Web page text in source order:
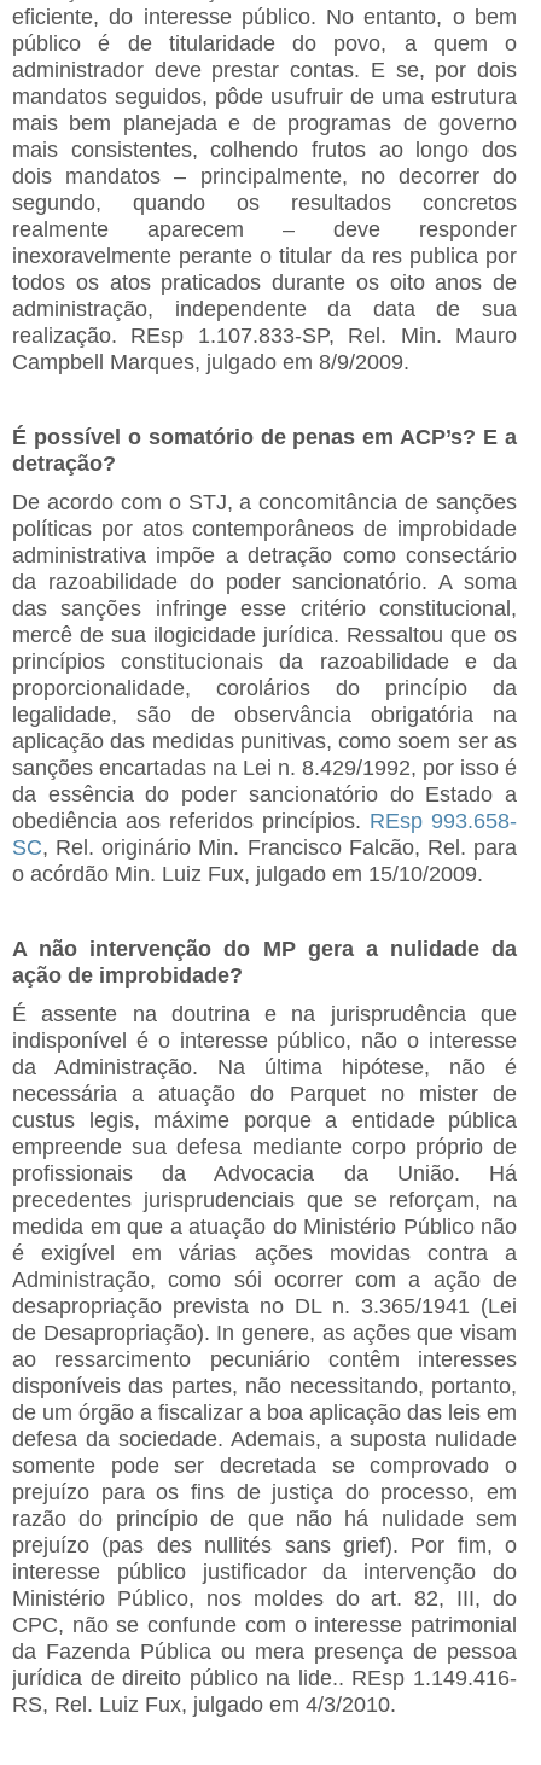
eficiente, do interesse público. No entanto, o bem
público é de titularidade do povo, a quem o
administrador deve prestar contas. E se, por dois
mandatos seguidos, pôde usufruir de uma estrutura
mais bem planejada e de programas de governo
mais consistentes, colhendo frutos ao longo dos
dois mandatos – principalmente, no decorrer do
segundo, quando os resultados concretos
realmente aparecem – deve responder
inexoravelmente perante o titular da res publica por
todos os atos praticados durante os oito anos de
administração, independente da data de sua
realização. REsp 1.107.833-SP, Rel. Min. Mauro
Campbell Marques, julgado em 8/9/2009.
É possível o somatório de penas em ACP’s? E a
detração?
De acordo com o STJ, a concomitância de sanções
políticas por atos contemporâneos de improbidade
administrativa impõe a detração como consectário
da razoabilidade do poder sancionatório. A soma
das sanções infringe esse critério constitucional,
mercê de sua ilogicidade jurídica. Ressaltou que os
princípios constitucionais da razoabilidade e da
proporcionalidade, corolários do princípio da
legalidade, são de observância obrigatória na
aplicação das medidas punitivas, como soem ser as
sanções encartadas na Lei n. 8.429/1992, por isso é
da essência do poder sancionatório do Estado a
obediência aos referidos princípios. REsp 993.658-
SC, Rel. originário Min. Francisco Falcão, Rel. para
o acórdão Min. Luiz Fux, julgado em 15/10/2009.
A não intervenção do MP gera a nulidade da
ação de improbidade?
É assente na doutrina e na jurisprudência que
indisponível é o interesse público, não o interesse
da Administração. Na última hipótese, não é
necessária a atuação do Parquet no mister de
custus legis, máxime porque a entidade pública
empreende sua defesa mediante corpo próprio de
profissionais da Advocacia da União. Há
precedentes jurisprudenciais que se reforçam, na
medida em que a atuação do Ministério Público não
é exigível em várias ações movidas contra a
Administração, como sói ocorrer com a ação de
desapropriação prevista no DL n. 3.365/1941 (Lei
de Desapropriação). In genere, as ações que visam
ao ressarcimento pecuniário contêm interesses
disponíveis das partes, não necessitando, portanto,
de um órgão a fiscalizar a boa aplicação das leis em
defesa da sociedade. Ademais, a suposta nulidade
somente pode ser decretada se comprovado o
prejuízo para os fins de justiça do processo, em
razão do princípio de que não há nulidade sem
prejuízo (pas des nullités sans grief). Por fim, o
interesse público justificador da intervenção do
Ministério Público, nos moldes do art. 82, III, do
CPC, não se confunde com o interesse patrimonial
da Fazenda Pública ou mera presença de pessoa
jurídica de direito público na lide.. REsp 1.149.416-
RS, Rel. Luiz Fux, julgado em 4/3/2010.